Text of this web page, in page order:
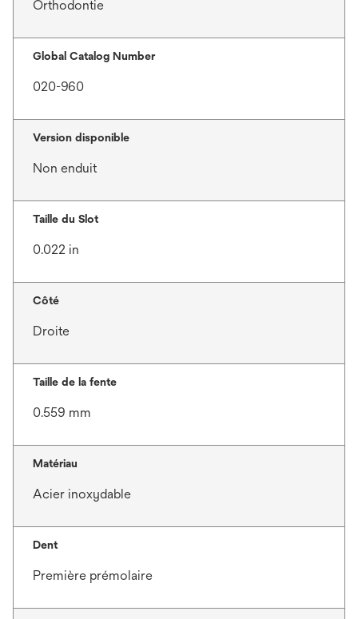
Orthodontie
Global Catalog Number
020-960
Version disponible
Non enduit
Taille du Slot
0.022 in
Côté
Droite
Taille de la fente
0.559 mm
Matériau
Acier inoxydable
Dent
Première prémolaire